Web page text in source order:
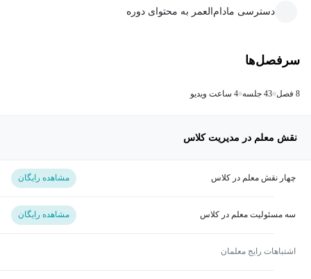
دسترسی مادام‌العمر به محتوای دوره
سرفصل‌ها
8 فصل 43 جلسه 4 ساعت ویدیو
نقش معلم در مدیریت کلاس
چهار نقش معلم در کلاس مشاهده رایگان
سه مسئولیت معلم در کلاس مشاهده رایگان
اشتباهات رایج معلمان